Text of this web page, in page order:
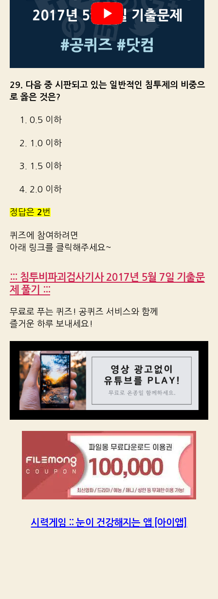
29. 다음 중 시판되고 있는 일반적인 침투제의 비중으
로 옳은 것은?
1. 0.5 이하
2. 1.0 이하
3. 1.5 이하
4. 2.0 이하
정답은 2 번
퀴즈에 참여하려면
아래 링크를 클릭해주세요~
::: 침투비파괴검사기사 2017년 5월 7일 기출문
제 풀기 :::
무료로 푸는 퀴즈! 공퀴즈 서비스와 함께
즐거운 하루 보내세요!
시력게임 :: 눈이 건강해지는 앱 [아이앱]